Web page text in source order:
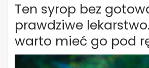
Ten syrop bez
prawdziwe
warto mieć go pod